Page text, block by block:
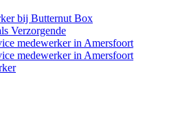
bij Butternut Box
Verzorgende
medewerker in Amersfoort
medewerker in Amersfoort